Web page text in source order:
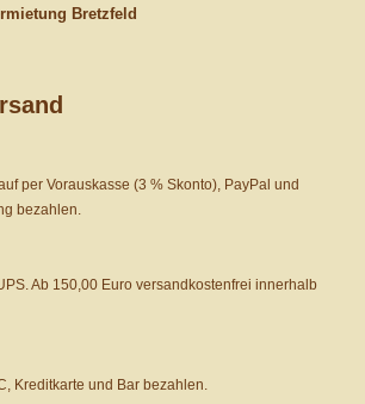
Bretzfeld
per Vorauskasse (3 % Skonto), PayPal und
bezahlen.
Ab 150,00 Euro versandkostenfrei innerhalb
Kreditkarte und Bar bezahlen.